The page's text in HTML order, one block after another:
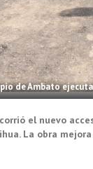
de Ambato
el nuevo
La obra